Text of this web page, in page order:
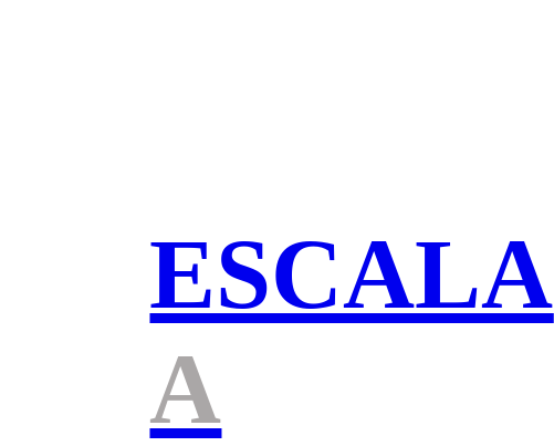
ESCALA
A